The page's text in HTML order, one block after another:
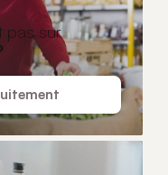
pas sur